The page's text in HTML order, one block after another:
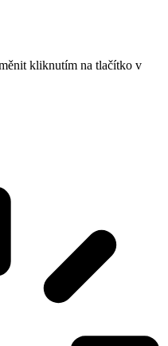
kliknutím na tlačítko v